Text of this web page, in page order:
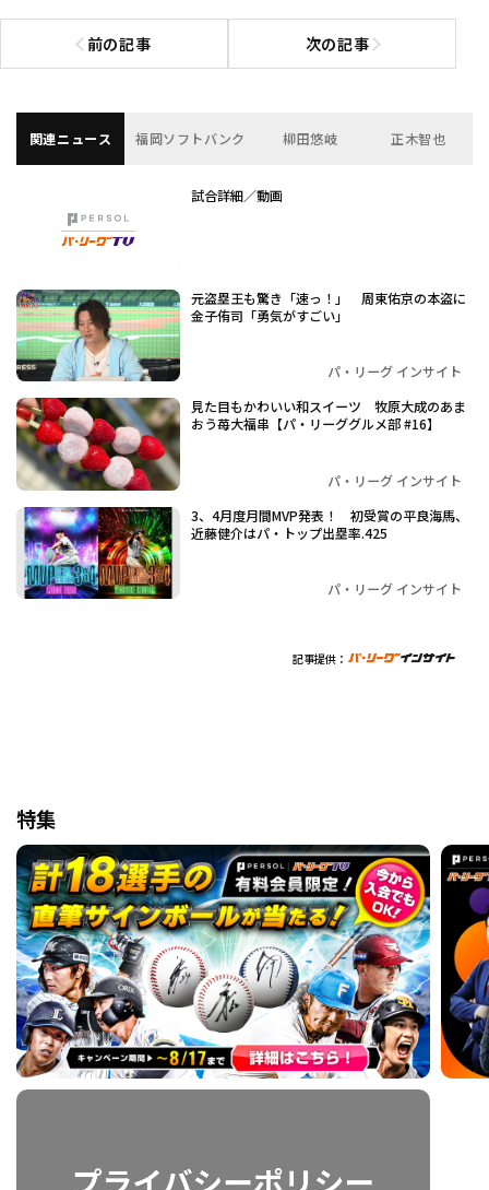
前の記事
前の記事へ 次の記事次の記事へ
関連ニュース 福岡ソフトバンク 柳田悠岐 正木智也
試合詳細／動画
元盗塁王も驚き「速っ！」 周東佑京の本盗に
金子侑司「勇気がすごい」
パ・リーグ インサイト
見た目もかわいい和スイーツ 牧原大成のあま
おう苺大福串【パ・リーググルメ部 #16】
パ・リーグ インサイト
3、4月度月間MVP発表！ 初受賞の平良海馬、
近藤健介はパ・トップ出塁率.425
パ・リーグ インサイト
記事提供：
特集